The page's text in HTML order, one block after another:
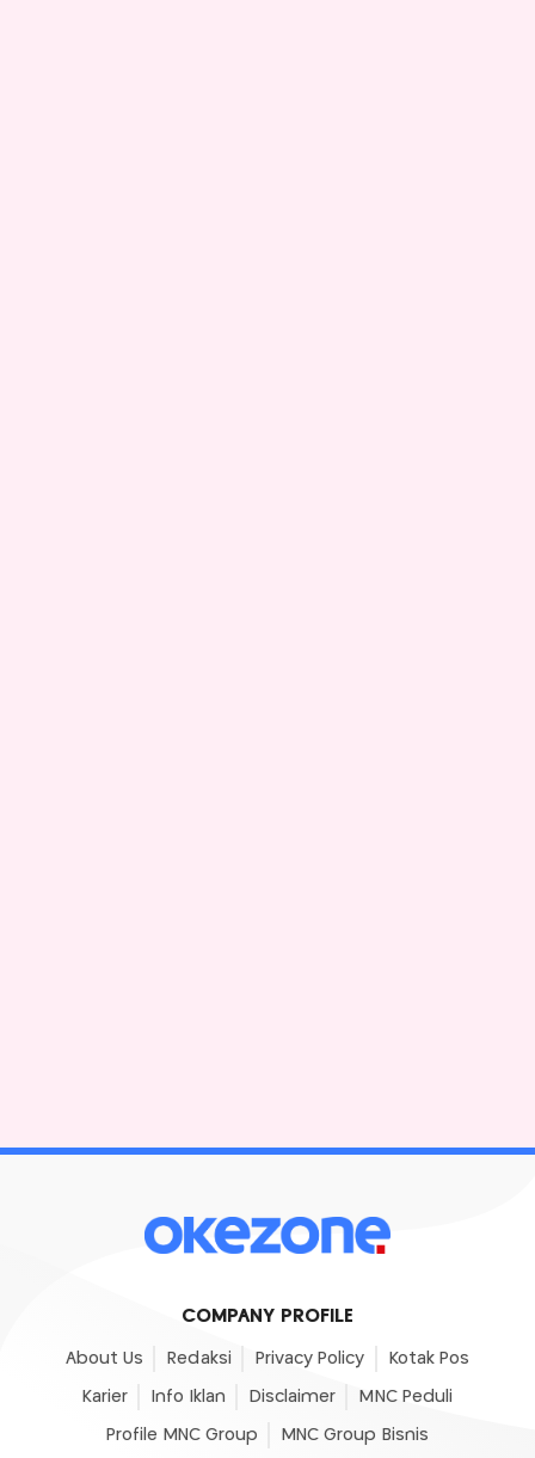
COMPANY PROFILE
About Us Redaksi Privacy Policy Kotak Pos
Karier Info Iklan Disclaimer MNC Peduli
Profile MNC Group MNC Group Bisnis